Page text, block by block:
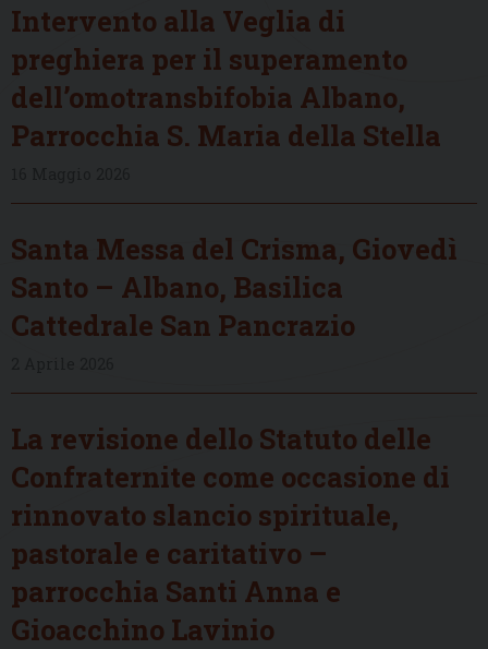
Intervento alla Veglia di
preghiera per il superamento
dell’omotransbifobia Albano,
Parrocchia S. Maria della Stella
Santa Messa del Crisma, Giovedì
Santo – Albano, Basilica
Cattedrale San Pancrazio
La revisione dello Statuto delle
Confraternite come occasione di
rinnovato slancio spirituale,
pastorale e caritativo –
parrocchia Santi Anna e
Gioacchino Lavinio